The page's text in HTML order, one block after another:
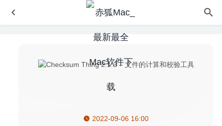
2022-09-06 16:00
Lyn 2.4.10 中文版 – 优秀的Mac看图软件